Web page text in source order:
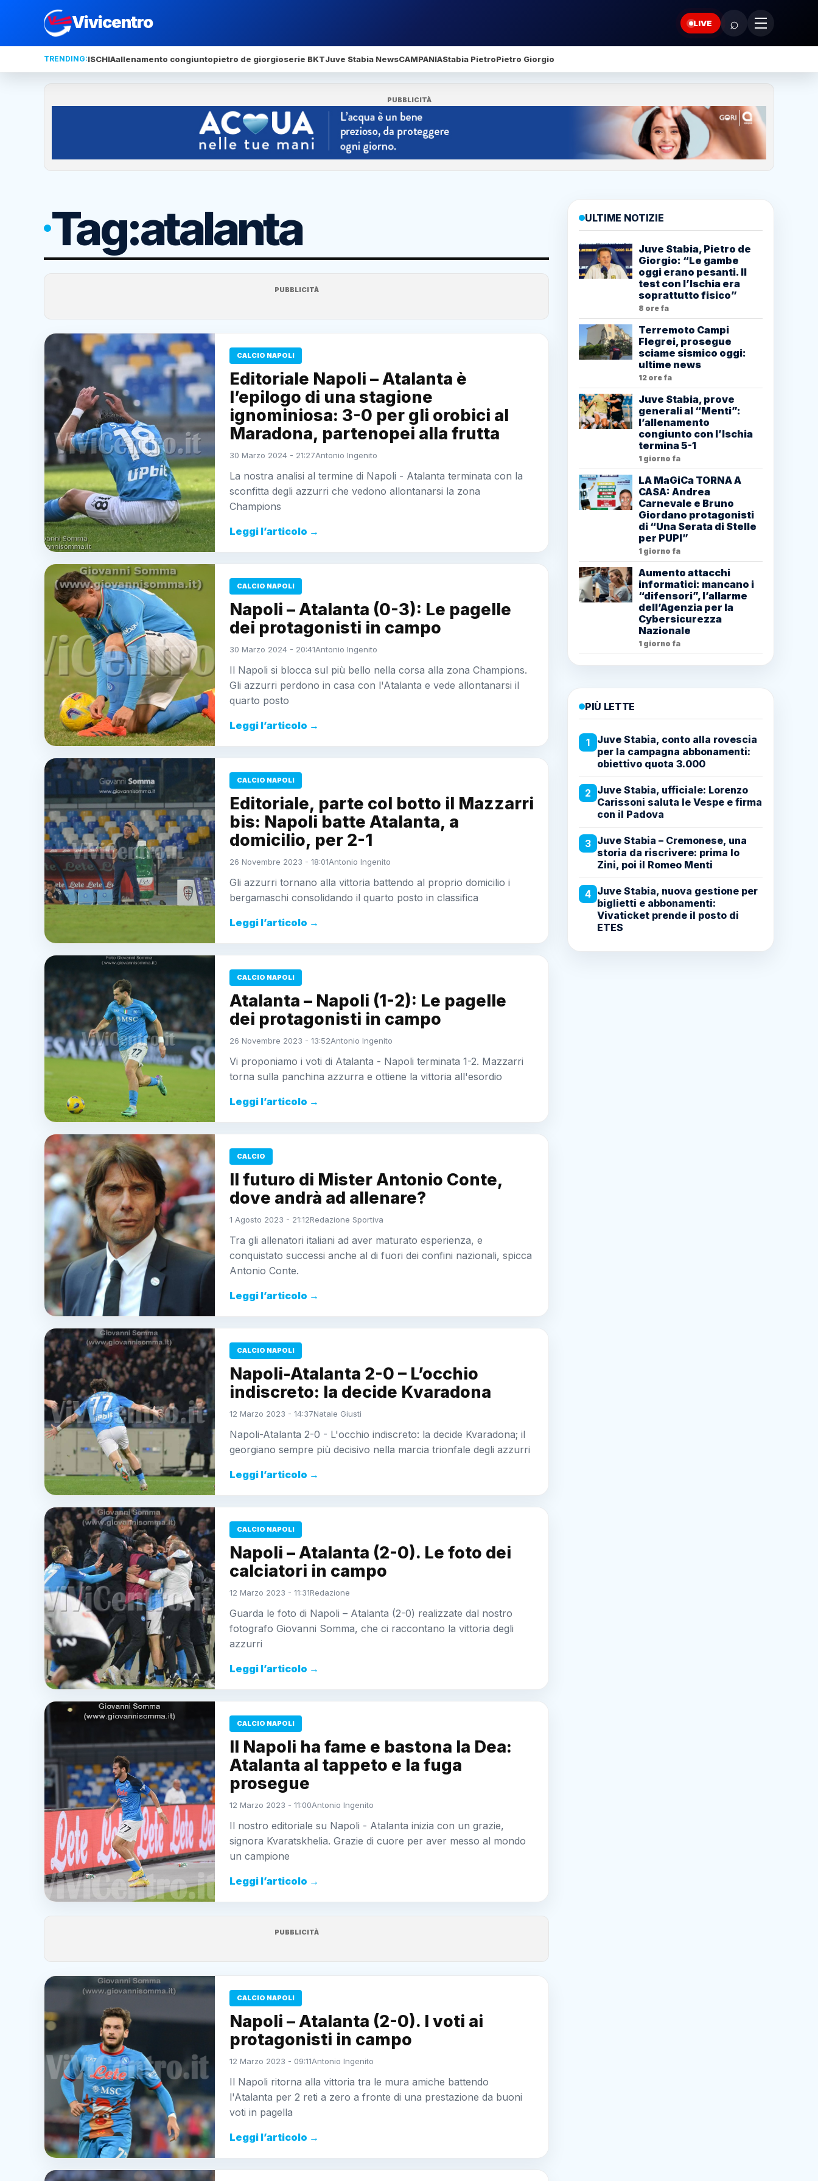
Vivicentro LIVE ⌕
TRENDING:ISCHIAallenamento congiuntopietro de giorgioserie BKTJuve Stabia NewsCAMPANIAStabia PietroPietro Giorgio
PUBBLICITÀ
Tag:atalanta
PUBBLICITÀ
CALCIO NAPOLI
Editoriale Napoli – Atalanta è
l’epilogo di una stagione
ignominiosa: 3-0 per gli orobici al
Maradona, partenopei alla frutta
30 Marzo 2024 - 21:27Antonio Ingenito
La nostra analisi al termine di Napoli - Atalanta terminata con la
sconfitta degli azzurri che vedono allontanarsi la zona
Champions
Leggi l’articolo →
CALCIO NAPOLI
Napoli – Atalanta (0-3): Le pagelle
dei protagonisti in campo
30 Marzo 2024 - 20:41Antonio Ingenito
Il Napoli si blocca sul più bello nella corsa alla zona Champions.
Gli azzurri perdono in casa con l'Atalanta e vede allontanarsi il
quarto posto
Leggi l’articolo →
CALCIO NAPOLI
Editoriale, parte col botto il Mazzarri
bis: Napoli batte Atalanta, a
domicilio, per 2-1
26 Novembre 2023 - 18:01Antonio Ingenito
Gli azzurri tornano alla vittoria battendo al proprio domicilio i
bergamaschi consolidando il quarto posto in classifica
Leggi l’articolo →
CALCIO NAPOLI
Atalanta – Napoli (1-2): Le pagelle
dei protagonisti in campo
26 Novembre 2023 - 13:52Antonio Ingenito
Vi proponiamo i voti di Atalanta - Napoli terminata 1-2. Mazzarri
torna sulla panchina azzurra e ottiene la vittoria all'esordio
Leggi l’articolo →
CALCIO
Il futuro di Mister Antonio Conte,
dove andrà ad allenare?
1 Agosto 2023 - 21:12Redazione Sportiva
Tra gli allenatori italiani ad aver maturato esperienza, e
conquistato successi anche al di fuori dei confini nazionali, spicca
Antonio Conte.
Leggi l’articolo →
CALCIO NAPOLI
Napoli-Atalanta 2-0 – L’occhio
indiscreto: la decide Kvaradona
12 Marzo 2023 - 14:37Natale Giusti
Napoli-Atalanta 2-0 - L'occhio indiscreto: la decide Kvaradona; il
georgiano sempre più decisivo nella marcia trionfale degli azzurri
Leggi l’articolo →
CALCIO NAPOLI
Napoli – Atalanta (2-0). Le foto dei
calciatori in campo
12 Marzo 2023 - 11:31Redazione
Guarda le foto di Napoli – Atalanta (2-0) realizzate dal nostro
fotografo Giovanni Somma, che ci raccontano la vittoria degli
azzurri
Leggi l’articolo →
CALCIO NAPOLI
Il Napoli ha fame e bastona la Dea:
Atalanta al tappeto e la fuga
prosegue
12 Marzo 2023 - 11:00Antonio Ingenito
Il nostro editoriale su Napoli - Atalanta inizia con un grazie,
signora Kvaratskhelia. Grazie di cuore per aver messo al mondo
un campione
Leggi l’articolo →
PUBBLICITÀ
CALCIO NAPOLI
Napoli – Atalanta (2-0). I voti ai
protagonisti in campo
12 Marzo 2023 - 09:11Antonio Ingenito
Il Napoli ritorna alla vittoria tra le mura amiche battendo
l'Atalanta per 2 reti a zero a fronte di una prestazione da buoni
voti in pagella
Leggi l’articolo →
ULTIME NOTIZIE
Juve Stabia, Pietro de
Giorgio: “Le gambe
oggi erano pesanti. Il
test con l’Ischia era
soprattutto fisico”
8 ore fa
Terremoto Campi
Flegrei, prosegue
sciame sismico oggi:
ultime news
12 ore fa
Juve Stabia, prove
generali al “Menti”:
l’allenamento
congiunto con l’Ischia
termina 5-1
1 giorno fa
LA MaGiCa TORNA A
CASA: Andrea
Carnevale e Bruno
Giordano protagonisti
di “Una Serata di Stelle
per PUPI”
1 giorno fa
Aumento attacchi
informatici: mancano i
“difensori”, l’allarme
dell’Agenzia per la
Cybersicurezza
Nazionale
1 giorno fa
PIÙ LETTE
1
Juve Stabia, conto alla rovescia
per la campagna abbonamenti:
obiettivo quota 3.000
2 Juve Stabia, ufficiale: Lorenzo
Carissoni saluta le Vespe e firma
con il Padova
3 Juve Stabia – Cremonese, una
storia da riscrivere: prima lo
Zini, poi il Romeo Menti
4 Juve Stabia, nuova gestione per
biglietti e abbonamenti:
Vivaticket prende il posto di
ETES